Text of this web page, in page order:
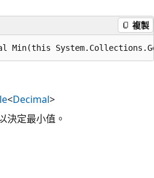
複製
Min(this
<Decimal>
決定最小值。